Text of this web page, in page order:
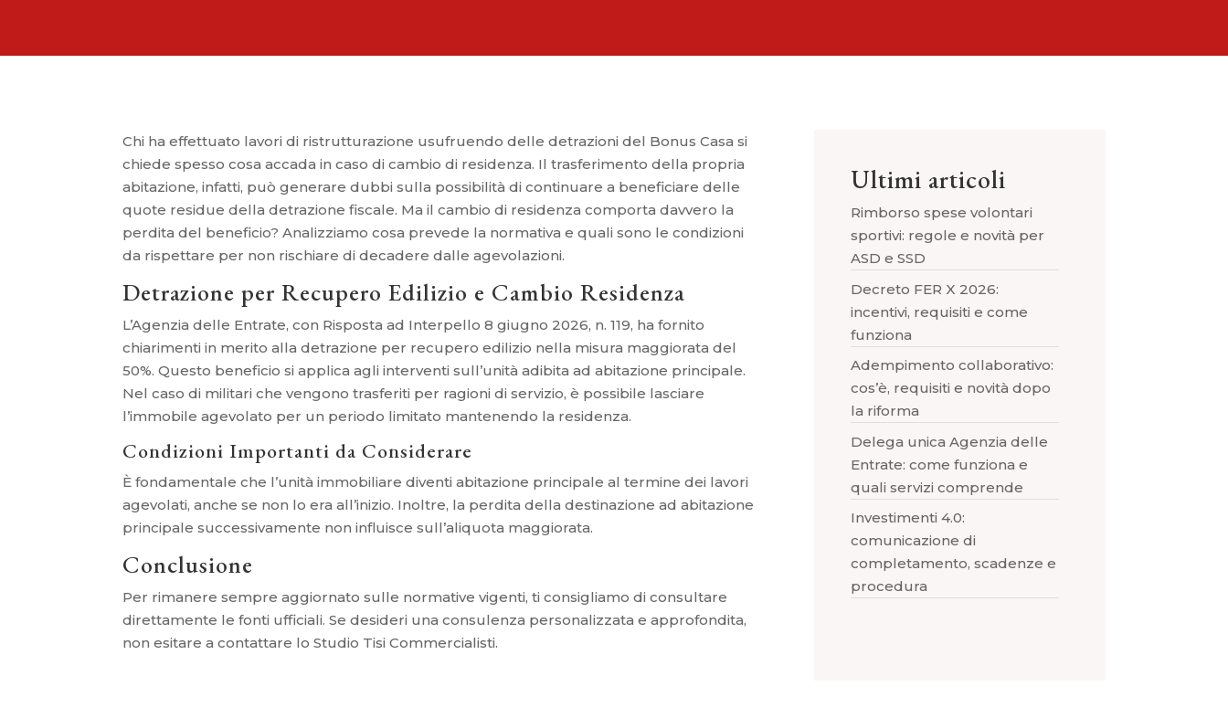
Chi ha effettuato lavori di ristrutturazione usufruendo delle detrazioni del Bonus Casa si
chiede spesso cosa accada in caso di cambio di residenza. Il trasferimento della propria
abitazione, infatti, può generare dubbi sulla possibilità di continuare a beneficiare delle
quote residue della detrazione fiscale. Ma il cambio di residenza comporta davvero la
perdita del beneficio? Analizziamo cosa prevede la normativa e quali sono le condizioni
da rispettare per non rischiare di decadere dalle agevolazioni.
Detrazione per Recupero Edilizio e Cambio Residenza
L’Agenzia delle Entrate, con Risposta ad Interpello 8 giugno 2026, n. 119, ha fornito
chiarimenti in merito alla detrazione per recupero edilizio nella misura maggiorata del
50%. Questo beneficio si applica agli interventi sull’unità adibita ad abitazione principale.
Nel caso di militari che vengono trasferiti per ragioni di servizio, è possibile lasciare
l’immobile agevolato per un periodo limitato mantenendo la residenza.
Condizioni Importanti da Considerare
È fondamentale che l’unità immobiliare diventi abitazione principale al termine dei lavori
agevolati, anche se non lo era all’inizio. Inoltre, la perdita della destinazione ad abitazione
principale successivamente non influisce sull’aliquota maggiorata.
Conclusione
Per rimanere sempre aggiornato sulle normative vigenti, ti consigliamo di consultare
direttamente le fonti ufficiali. Se desideri una consulenza personalizzata e approfondita,
non esitare a contattare lo Studio Tisi Commercialisti.
Ultimi articoli
Rimborso spese volontari
sportivi: regole e novità per
ASD e SSD
Decreto FER X 2026:
incentivi, requisiti e come
funziona
Adempimento collaborativo:
cos’è, requisiti e novità dopo
la riforma
Delega unica Agenzia delle
Entrate: come funziona e
quali servizi comprende
Investimenti 4.0:
comunicazione di
completamento, scadenze e
procedura